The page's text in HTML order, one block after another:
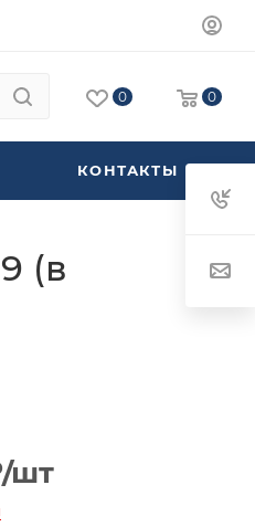
0 0
КОНТАКТЫ
(в
/шт